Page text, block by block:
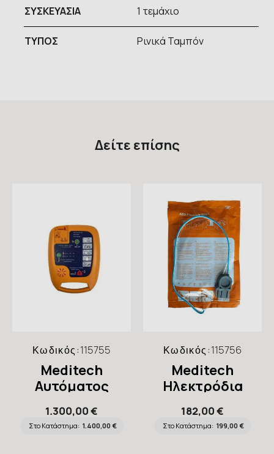
ΣΥΣΚΕΥΑΣΙΑ 1 τεμάχιο
ΤΥΠOΣ Ρινικά Ταμπόν
Δείτε επίσης
Κωδικός:115755
Meditech
Αυτόματος
5S
1.300,00 €
Στο Κατάστημα: 1.400,00 €
Κωδικός:115756
Meditech
Ηλεκτρόδια
Απινιδωτών Defi
5S
182,00 €
Στο Κατάστημα: 199,00 €